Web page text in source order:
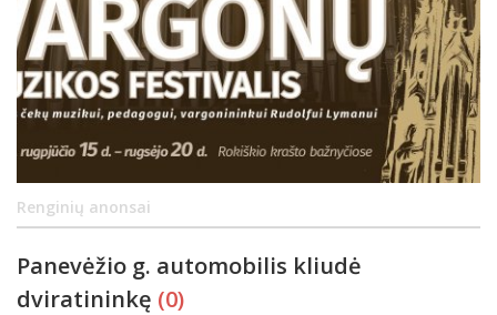
Renginių anonsai
Panevėžio g. automobilis kliudė
dviratininkę (0)